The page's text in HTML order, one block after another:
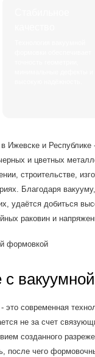
Ижевске и Республике
и цветных
строительстве,
Благодаря
удаётся добиться
раковин и
с
современная
не за счет
созданного
после чего